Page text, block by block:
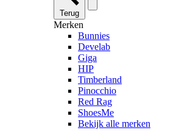
Terug
Merken
Bunnies
Develab
Giga
HIP
Timberland
Pinocchio
Red Rag
ShoesMe
Bekijk alle merken